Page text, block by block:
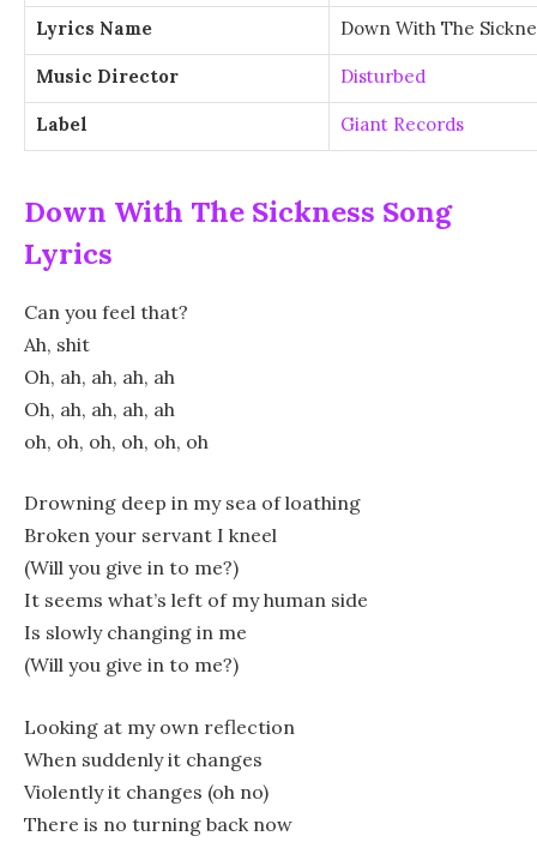
Lyrics Name Down With The
Music Director Disturbed
Label Giant Records
Down With The Sickness Song
Lyrics
Can you feel that?
Ah, shit
Oh, ah, ah, ah, ah
Oh, ah, ah, ah, ah
oh, oh, oh, oh, oh, oh
Drowning deep in my sea of loathing
Broken your servant I kneel
(Will you give in to me?)
It seems what’s left of my human side
Is slowly changing in me
(Will you give in to me?)
Looking at my own reflection
When suddenly it changes
Violently it changes (oh no)
There is no turning back now